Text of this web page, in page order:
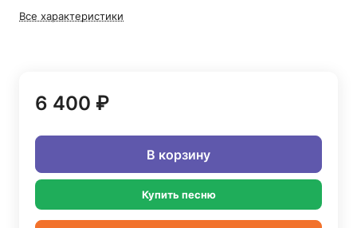
Все характеристики
6 400 ₽
В корзину
Купить песню